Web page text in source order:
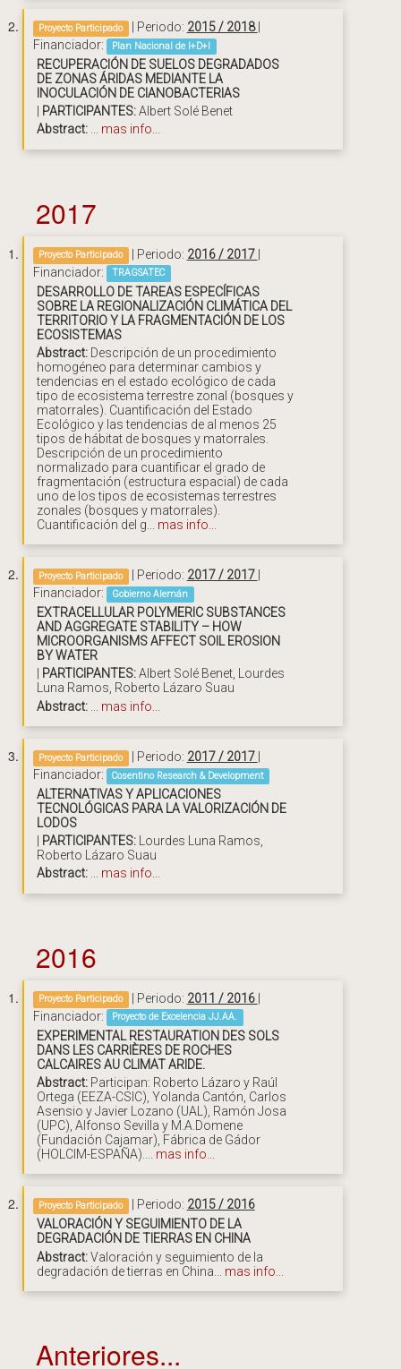
Proyecto Participado | Periodo: 2015 / 2018
Financiador:
Plan Nacional de I+D+I
RECUPERACIÓN DE SUELOS DEGRADADOS
DE ZONAS ÁRIDAS MEDIANTE LA
INOCULACIÓN DE CIANOBACTERIAS
PARTICIPANTES:Albert Solé Benet
Abstract: ... mas info...
2017
Proyecto Participado | Periodo: 2016 / 2017 |
Financiador:
TRAGSATEC
DESARROLLO DE TAREAS ESPECÍFICAS
SOBRE LA REGIONALIZACIÓN CLIMÁTICA DEL
TERRITORIO Y LA FRAGMENTACIÓN DE LOS
ECOSISTEMAS
Abstract: Descripción de un procedimiento
homogéneo para determinar cambios y
tendencias en el estado ecológico de cada
tipo de ecosistema terrestre zonal (bosques y
matorrales). Cuantificación del Estado
Ecológico y las tendencias de al menos 25
tipos de hábitat de bosques y matorrales.
Descripción de un procedimiento
normalizado para cuantificar el grado de
fragmentación (estructura espacial) de cada
uno de los tipos de ecosistemas terrestres
zonales (bosques y matorrales).
Cuantificación del g... mas info...
Proyecto Participado | Periodo: 2017 / 2017
Financiador:
Gobierno Alemán
EXTRACELLULAR POLYMERIC SUBSTANCES
AND AGGREGATE STABILITY – HOW
MICROORGANISMS AFFECT SOIL EROSION
BY WATER
PARTICIPANTES:Albert Solé Benet, Lourdes
Luna Ramos, Roberto Lázaro Suau
Abstract:
mas info...
Proyecto Participado | Periodo: 2017 / 2017
Financiador:
Cosentino Research & Development
ALTERNATIVAS Y APLICACIONES
TECNOLÓGICAS PARA LA VALORIZACIÓN DE
LODOS
PARTICIPANTES: Lourdes Luna Ramos,
Roberto Lázaro Suau
Abstract: ... mas info...
2016
Proyecto Participado | Periodo: 2011 / 2016 |
Financiador:
Proyecto de Excelencia JJ.AA.
EXPERIMENTAL RESTAURATION DES SOLS
DANS LES CARRIÈRES DE ROCHES
CALCAIRES AU CLIMAT ARIDE.
Abstract: Participan: Roberto Lázaro y Raúl
Ortega (EEZA-CSIC), Yolanda Cantón, Carlos
Asensio y Javier Lozano (UAL), Ramón Josa
(UPC), Alfonso Sevilla y M.A.Domene
(Fundación Cajamar), Fábrica de Gádor
(HOLCIM-ESPAÑA).... mas info...
Proyecto Participado | Periodo: 2015 / 2016
VALORACIÓN Y SEGUIMIENTO DE LA
DEGRADACIÓN DE TIERRAS EN CHINA
Abstract:Valoración y seguimiento de la
degradación de tierras en China... mas info...
Anteriores...